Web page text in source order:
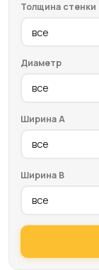
Толщина стенки
Диаметр
Ширина A
Ширина B